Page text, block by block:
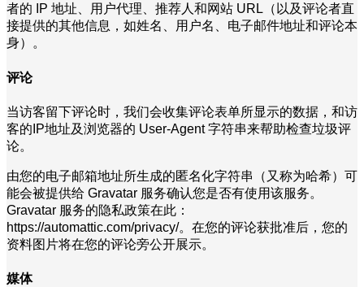
者的 IP 地址、用户代理、推荐人和网站 URL（以及评论者直
接提供的其他信息，如姓名、用户名、电子邮件地址和评论本
身）。
评论
当访客留下评论时，我们会收集评论表单所显示的数据，和访
客的IP地址及浏览器的 User-Agent 字符串来帮助检查垃圾评
论。
由您的电子邮箱地址所生成的匿名化字符串（又称为哈希）可
能会被提供给 Gravatar 服务确认您是否有使用该服务。
Gravatar 服务的隐私政策在此：
https://automattic.com/privacy/。在您的评论获批准后，您的
资料图片将在您的评论旁公开展示。
媒体